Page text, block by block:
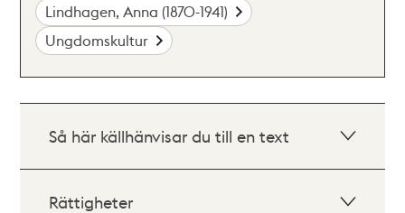
Lindhagen, Anna (1870-1941)
Ungdomskultur
Så här källhänvisar du till en text
Rättigheter